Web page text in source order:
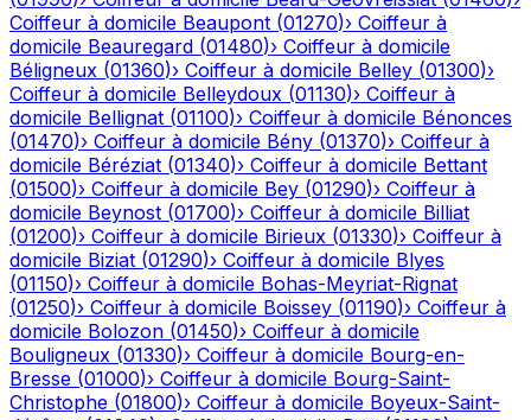
Coiffeur à domicile Beaupont (01270)› Coiffeur à
domicile Beauregard (01480)› Coiffeur à domicile
Béligneux (01360)› Coiffeur à domicile Belley (01300)›
Coiffeur à domicile Belleydoux (01130)› Coiffeur à
domicile Bellignat (01100)› Coiffeur à domicile Bénonces
(01470)› Coiffeur à domicile Bény (01370)› Coiffeur à
domicile Béréziat (01340)› Coiffeur à domicile Bettant
(01500)› Coiffeur à domicile Bey (01290)› Coiffeur à
domicile Beynost (01700)› Coiffeur à domicile Billiat
(01200)› Coiffeur à domicile Birieux (01330)› Coiffeur à
domicile Biziat (01290)› Coiffeur à domicile Blyes
(01150)› Coiffeur à domicile Bohas-Meyriat-Rignat
(01250)› Coiffeur à domicile Boissey (01190)› Coiffeur à
domicile Bolozon (01450)› Coiffeur à domicile
Bouligneux (01330)› Coiffeur à domicile Bourg-en-
Bresse (01000)› Coiffeur à domicile Bourg-Saint-
Christophe (01800)› Coiffeur à domicile Boyeux-Saint-